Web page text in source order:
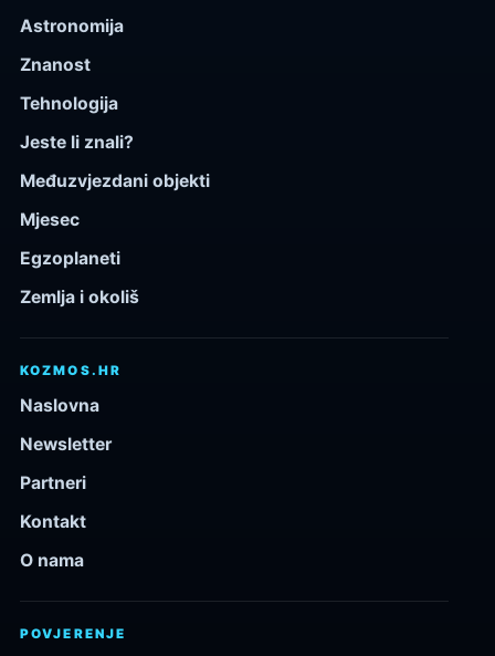
Astronomija
Znanost
Tehnologija
Jeste li znali?
Međuzvjezdani objekti
Mjesec
Egzoplaneti
Zemlja i okoliš
KOZMOS.HR
Naslovna
Newsletter
Partneri
Kontakt
O nama
POVJERENJE